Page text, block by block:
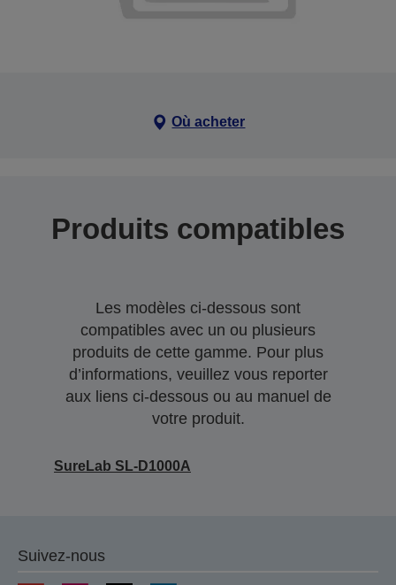
Où acheter
Produits compatibles
Les modèles ci-dessous sont
compatibles avec un ou plusieurs
produits de cette gamme. Pour plus
d’informations, veuillez vous reporter
aux liens ci-dessous ou au manuel de
votre produit.
SureLab SL-D1000A
Suivez-nous